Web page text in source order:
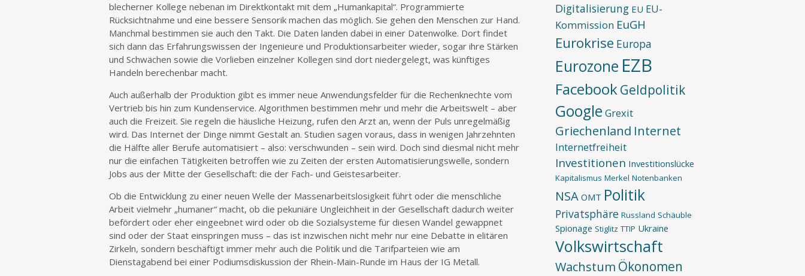
blecherner Kollege nebenan im Direktkontakt mit dem „Humankapital“. Programmierte
Rücksichtnahme und eine bessere Sensorik machen das möglich. Sie gehen den Menschen zur Hand.
Manchmal bestimmen sie auch den Takt. Die Daten landen dabei in einer Datenwolke. Dort findet
sich dann das Erfahrungswissen der Ingenieure und Produktionsarbeiter wieder, sogar ihre Stärken
und Schwächen sowie die Vorlieben einzelner Kollegen sind dort niedergelegt, was künftiges
Handeln berechenbar macht.
Auch außerhalb der Produktion gibt es immer neue Anwendungsfelder für die Rechenknechte vom
Vertrieb bis hin zum Kundenservice. Algorithmen bestimmen mehr und mehr die Arbeitswelt – aber
auch die Freizeit. Sie regeln die häusliche Heizung, rufen den Arzt an, wenn der Puls unregelmäßig
wird. Das Internet der Dinge nimmt Gestalt an. Studien sagen voraus, dass in wenigen Jahrzehnten
die Hälfte aller Berufe automatisiert – also: verschwunden – sein wird. Doch sind diesmal nicht mehr
nur die einfachen Tätigkeiten betroffen wie zu Zeiten der ersten Automatisierungswelle, sondern
Jobs aus der Mitte der Gesellschaft: die der Fach- und Geistesarbeiter.
Ob die Entwicklung zu einer neuen Welle der Massenarbeitslosigkeit führt oder die menschliche
Arbeit vielmehr „humaner“ macht, ob die pekuniäre Ungleichheit in der Gesellschaft dadurch weiter
befördert oder eher eingeebnet wird oder ob die Sozialsysteme für diesen Wandel gewappnet
sind oder der Staat einspringen muss – das ist inzwischen nicht mehr nur eine Debatte in elitären
Zirkeln, sondern beschäftigt immer mehr auch die Politik und die Tarifparteien wie am
Dienstagabend bei einer Podiumsdiskussion der Rhein-Main-Runde im Haus der IG Metall.
Digitalisierung EU EU-
Kommission EuGH
Eurokrise Europa
Eurozone EZB
FacebookGeldpolitik
Google Grexit
Griechenland Internet
Internetfreiheit
Investitionen Investitionslücke
Kapitalismus Merkel Notenbanken
NSA OMT Politik
Privatsphäre Russland Schäuble
Spionage Stiglitz TTIP Ukraine
Volkswirtschaft
Wachstum Ökonomen